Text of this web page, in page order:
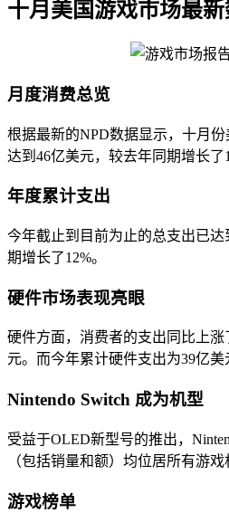
十月美国游戏市场最
月度消费总览
根据最新的NPD数据显示，十月
达到46亿美元，较去年同期增长了
年度累计支出
今年截止到目前为止的总支出已达
期增长了12%。
硬件市场表现亮眼
硬件方面，消费者的支出同比上涨
元。而今年累计硬件支出为39亿美
Nintendo Switch 成为机型
受益于OLED新型号的推出，
（包括销量和额）均位居所有游戏
游戏榜单